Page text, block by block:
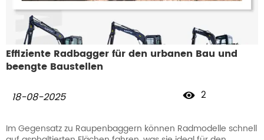
Effiziente Radbagger für den urbanen Bau und
beengte Baustellen
18-08-2025
 2
Im Gegensatz zu Raupenbaggern können Radmodelle schnell